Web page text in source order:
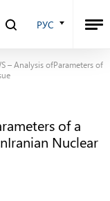
РУС
– Analysis ofParameters of
of a
Nuclear